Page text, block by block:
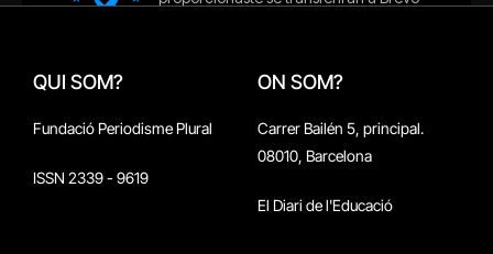
QUI SOM?
Fundació Periodisme Plural
ISSN 2339 - 9619
ON SOM?
Carrer Bailén 5, principal.
08010, Barcelona
El Diari de l'Educació